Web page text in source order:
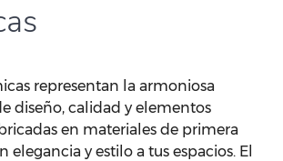
representan la armoniosa
diseño, calidad y elementos
en materiales de primera
elegancia y estilo a tus espacios. El